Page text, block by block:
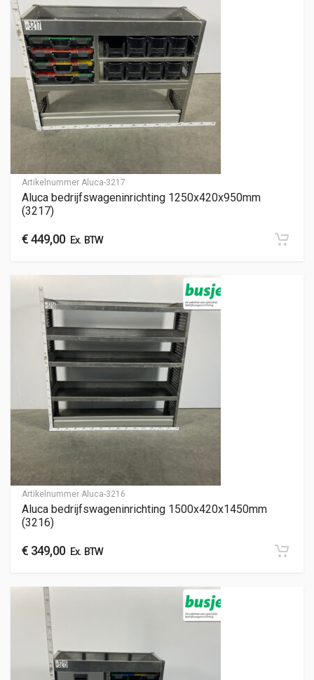
Artikelnummer Aluca-3217
Aluca bedrijfswageninrichting 1250x420x950mm
(3217)
€449,00Ex. BTW
Artikelnummer Aluca-3216
Aluca bedrijfswageninrichting 1500x420x1450mm
(3216)
€ 349,00Ex. BTW